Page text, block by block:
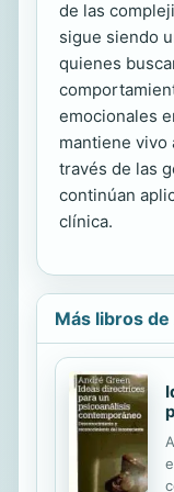
de las
sigue siendo
quienes
emocionales
mantiene vivo
través de las
continúan
clínica.
Más libros